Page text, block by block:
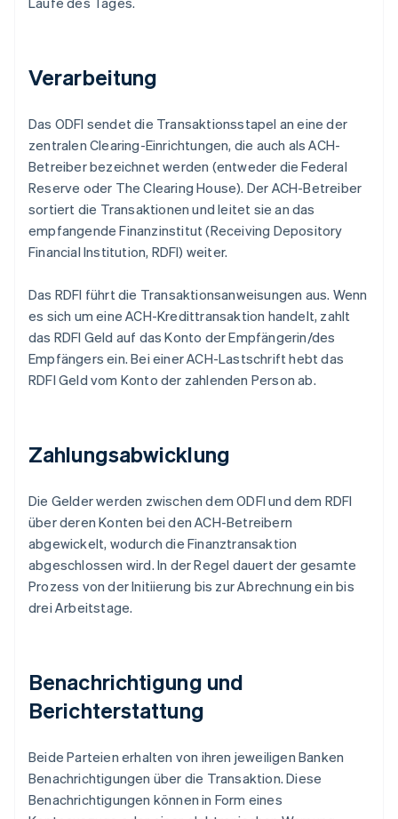
Verarbeitung
Das ODFI sendet die Transaktionsstapel an eine der
zentralen Clearing-Einrichtungen, die auch als ACH-
Betreiber bezeichnet werden (entweder die Federal
Reserve oder The Clearing House). Der ACH-Betreiber
sortiert die Transaktionen und leitet sie an das
empfangende Finanzinstitut (Receiving Depository
Financial Institution, RDFI) weiter.
Das RDFI führt die Transaktionsanweisungen aus. Wenn
es sich um eine ACH-Kredittransaktion handelt, zahlt
das RDFI Geld auf das Konto der Empfängerin/des
Empfängers ein. Bei einer ACH-Lastschrift hebt das
RDFI Geld vom Konto der zahlenden Person ab.
Zahlungsabwicklung
Die Gelder werden zwischen dem ODFI und dem RDFI
über deren Konten bei den ACH-Betreibern
abgewickelt, wodurch die Finanztransaktion
abgeschlossen wird. In der Regel dauert der gesamte
Prozess von der Initiierung bis zur Abrechnung ein bis
drei Arbeitstage.
Benachrichtigung und
Berichterstattung
Beide Parteien erhalten von ihren jeweiligen Banken
Benachrichtigungen über die Transaktion. Diese
Benachrichtigungen können in Form eines